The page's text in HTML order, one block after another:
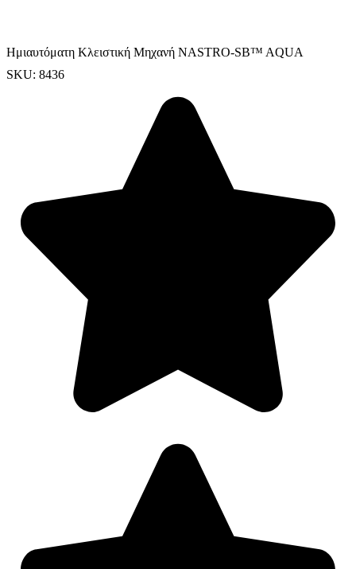
Ημιαυτόματη Κλειστική Μηχανή NASTRO-SB™ AQUA
SKU: 8436